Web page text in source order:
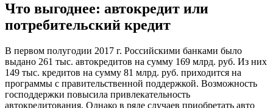
Что выгоднее: автокредит или
потребительский кредит
В первом полугодии 2017 г. Российскими банками было
выдано 261 тыс. автокредитов на сумму 169 млрд. руб. Из них
149 тыс. кредитов на сумму 81 млрд. руб. приходится на
программы с правительственной поддержкой. Возможность
господдержки повысила привлекательность
автокредитования. Однако в ряде случаев приобретать авто